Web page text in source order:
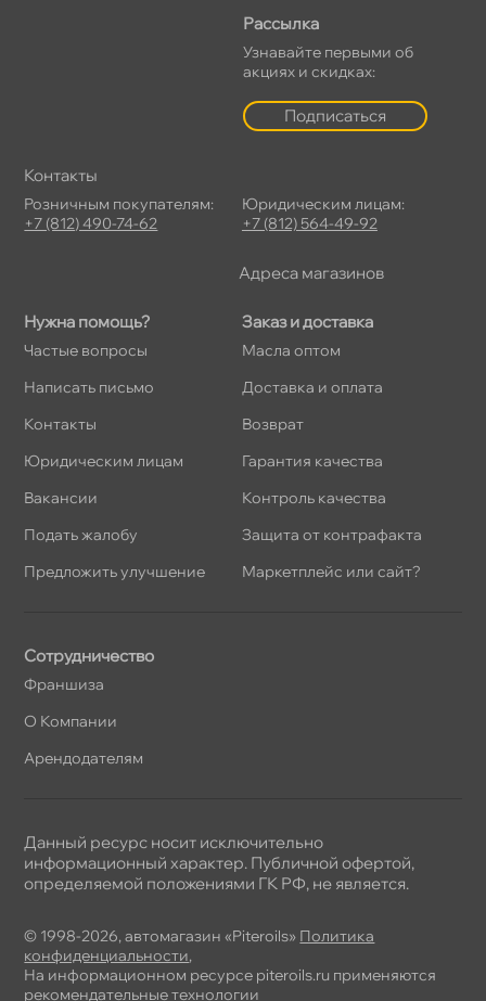
Нужна помощь?
Частые вопросы
Написать письмо
Контакты
Юридическим лицам
акансии
Подать жалобу
Предложить улучшение
Заказ и доставка
Масла оптом
Доставка и оплата
озврат
Гарантия качества
Контроль качества
Защита от контрафакта
Маркетплейс или сайт?
Рассылка
Узнавайте первыми о
акциях и скидках:
Подписаться
Сотрудничество
Франшиза
О Компании
Арендодателям
Контакты
Розничным покупателям:
+7 (812) 490-74-62
Юридическим лицам:
+7 (812) 564-49-92
Адреса магазино
© 1998-2026, автомагазин «Piteroils» Политика
конфиденциальности,
На информационном ресурсе piteroils.ru применяются
рекомендательные технологии
Данный ресурс носит исключительно
информационный характер. Публичной офертой,
определяемой положениями ГК РФ, не является.